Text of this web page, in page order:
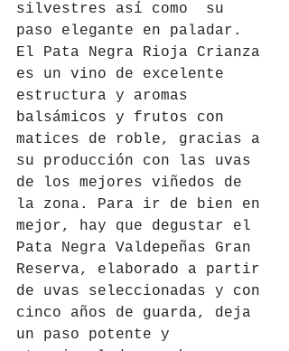
silvestres así como  su
paso elegante en paladar.
El Pata Negra Rioja Crianza
es un vino de excelente
estructura y aromas
balsámicos y frutos con
matices de roble, gracias a
su producción con las uvas
de los mejores viñedos de
la zona. Para ir de bien en
mejor, hay que degustar el
Pata Negra Valdepeñas Gran
Reserva, elaborado a partir
de uvas seleccionadas y con
cinco años de guarda, deja
un paso potente y